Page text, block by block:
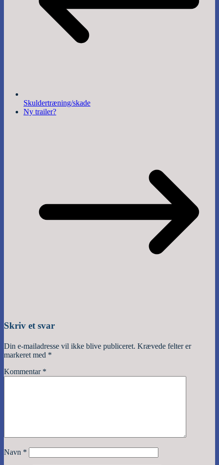
Skuldertræning/skade
Ny trailer?
Skriv et svar
Din e-mailadresse vil ikke blive publiceret. Krævede felter er
markeret med *
Kommentar *
Navn *